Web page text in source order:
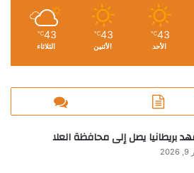
43
℃
الأحد
43
℃
الأثنين
43
℃
الثلاثاء
بريطانيا يصل إلى محافظة العلا